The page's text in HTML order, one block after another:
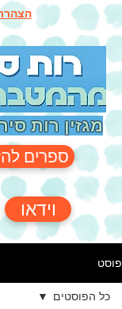
מגזין רות
ספרים
וידאו
פוסט
כל הפוסטים